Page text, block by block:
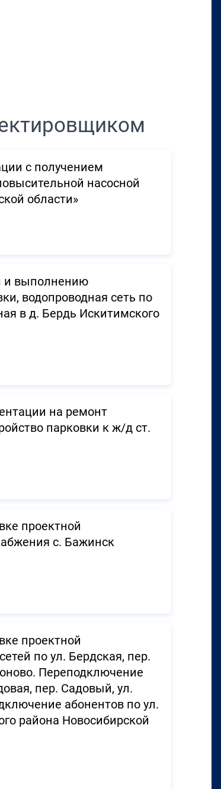
с получением
насосной
области»
и выполнению
водопроводная сеть по
в д. Бердь Искитимского
на ремонт
парковки к ж/д ст.
проектной
с. Бажинск
проектной
по ул. Бердская, пер.
Переподключение
пер. Садовый, ул.
абонентов по ул.
района Новосибирской